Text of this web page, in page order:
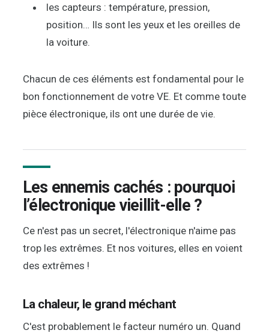
les capteurs : température, pression,
position… Ils sont les yeux et les oreilles de
la voiture.
Chacun de ces éléments est fondamental pour le
bon fonctionnement de votre VE. Et comme toute
pièce électronique, ils ont une durée de vie.
Les ennemis cachés : pourquoi
l’électronique vieillit-elle ?
Ce n'est pas un secret, l'électronique n'aime pas
trop les extrêmes. Et nos voitures, elles en voient
des extrêmes !
La chaleur, le grand méchant
C'est probablement le facteur numéro un. Quand